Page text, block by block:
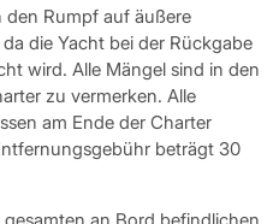
den Rumpf auf äußere
die Yacht bei der Rückgabe
wird. Alle Mängel sind in den
zu vermerken. Alle
am Ende der Charter
beträgt 30